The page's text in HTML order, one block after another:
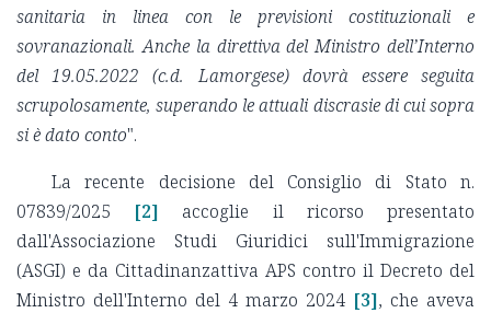
sanitaria in linea con le previsioni costituzionali e
sovranazionali. Anche la direttiva del Ministro dell’Interno
del 19.05.2022 (c.d. Lamorgese) dovrà essere seguita
scrupolosamente, superando le attuali discrasie di cui sopra
si è dato conto".
La recente decisione del Consiglio di Stato n.
07839/2025
[2] accoglie il ricorso presentato
dall'Associazione Studi Giuridici sull'Immigrazione
(ASGI) e da Cittadinanzattiva APS contro il Decreto del
Ministro dell'Interno del 4 marzo 2024 [3], che aveva